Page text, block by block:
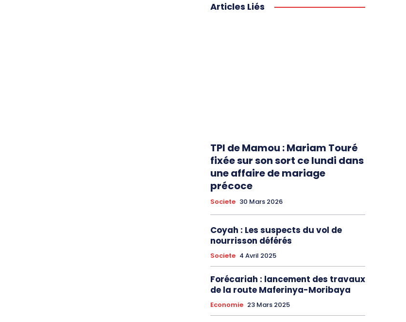
Articles Liés
TPI de Mamou : Mariam Touré
fixée sur son sort ce lundi dans
une affaire de mariage
précoce
Societe 30 Mars 2026
Coyah : Les suspects du vol de
nourrisson déférés
Societe 4 Avril 2025
Forécariah : lancement des travaux
de la route Maferinya-Moribaya
Economie 23 Mars 2025